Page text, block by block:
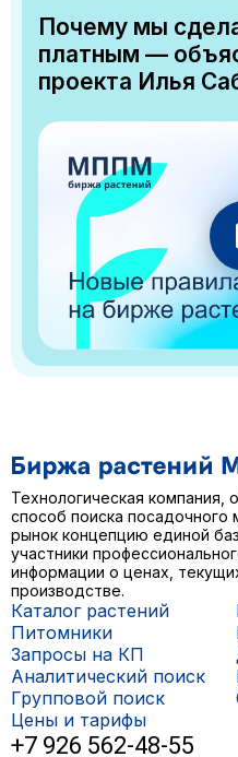
Почему мы
платным —
проекта Илья
Технологическая
способ поиска
рынок концепцию единой
участники
информации о ценах,
производстве.
Каталог растений
Питомники
Запросы на КП
Аналитический поиск
Групповой поиск
Цены и тарифы
+7 926 562-48-55